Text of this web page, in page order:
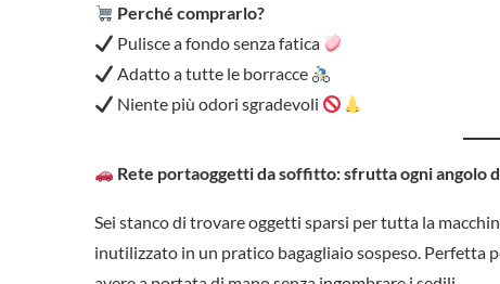
Perché comprarlo?
Pulisce a fondo senza fatica
Adatto a tutte le borracce
Niente più odori sgradevoli
Rete portaoggetti da soffitto: sfrutta ogni angolo
Sei stanco di trovare oggetti sparsi per tutta la
inutilizzato in un pratico bagagliaio sospeso. Perfetta